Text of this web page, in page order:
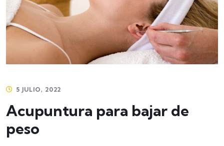
5 JULIO, 2022
Acupuntura para bajar de
peso